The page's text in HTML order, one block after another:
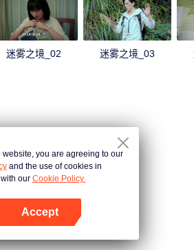
迷雾之境_02 迷雾之境_03
website, you are agreeing to our
and the use of cookies in
our Cookie Policy.
Accept